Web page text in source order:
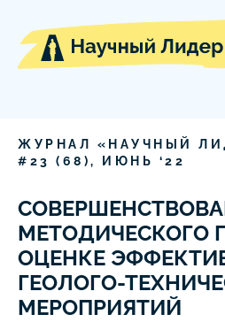
ЖУРНАЛ «НАУЧНЫЙ
# 23 ( 68 ), ИЮНЬ ‘22
МЕТОДИЧЕСКОГО
ОЦЕНКЕ
ГЕОЛОГО-
МЕРОПРИЯТИЙ